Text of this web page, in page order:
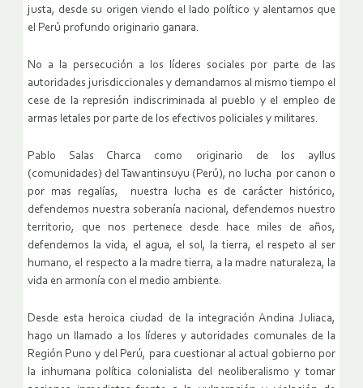
justa, desde su origen viendo el lado político y alentamos que
el Perú profundo originario ganara.
No a la persecución a los líderes sociales por parte de las
autoridades jurisdiccionales y demandamos al mismo tiempo el
cese de la represión indiscriminada al pueblo y el empleo de
armas letales por parte de los efectivos policiales y militares.
Pablo Salas Charca como originario de los ayllus
(comunidades) del Tawantinsuyu (Perú), no lucha por canon o
por mas regalías, nuestra lucha es de carácter histórico,
defendemos nuestra soberanía nacional, defendemos nuestro
territorio, que nos pertenece desde hace miles de años,
defendemos la vida, el agua, el sol, la tierra, el respeto al ser
humano, el respecto a la madre tierra, a la madre naturaleza, la
vida en armonía con el medio ambiente.
Desde esta heroica ciudad de la integración Andina Juliaca,
hago un llamado a los líderes y autoridades comunales de la
Región Puno y del Perú, para cuestionar al actual gobierno por
la inhumana política colonialista del neoliberalismo y tomar